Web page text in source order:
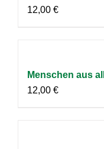
12,00 €
Menschen aus
12,00 €